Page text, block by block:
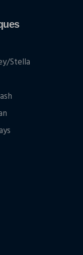
Stella